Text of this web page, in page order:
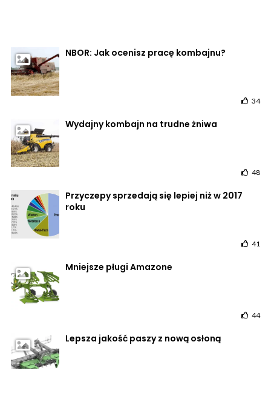
NBOR: Jak ocenisz pracę kombajnu?
34
Wydajny kombajn na trudne żniwa
48
Przyczepy sprzedają się lepiej niż w 2017
roku
41
Mniejsze pługi Amazone
44
Lepsza jakość paszy z nową osłoną